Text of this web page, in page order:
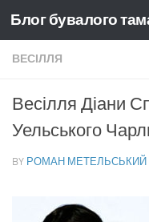
Skip to content
Блог бувалого
ВЕСІЛЛЯ
Весілля Діани
Уельського
BY РОМАН МЕТЕЛЬСЬКИЙ